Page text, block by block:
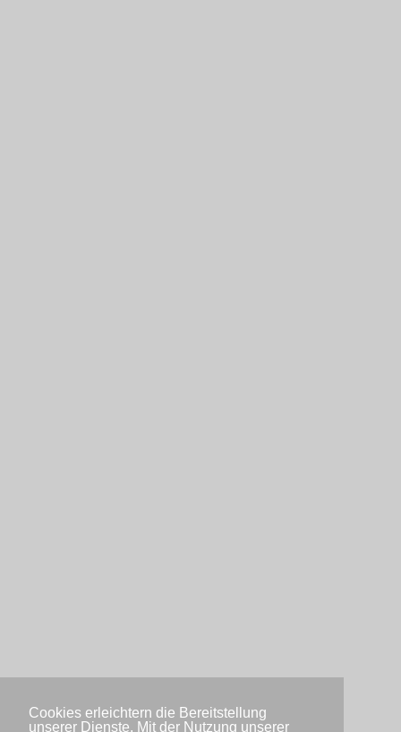
Cookies erleichtern die Bereitstellung
unserer Dienste. Mit der Nutzung unserer